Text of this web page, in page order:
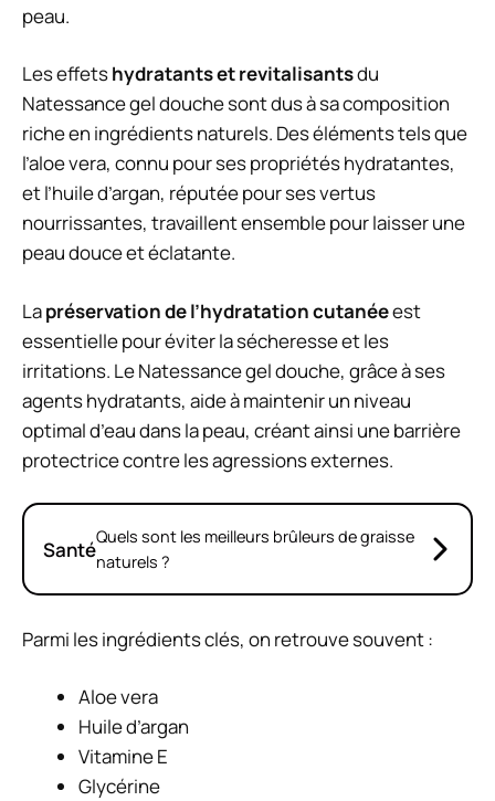
peau.
Les effetshydratants et revitalisantsdu
Natessance gel douche sont dus à sa composition
riche en ingrédients naturels. Des éléments tels que
l’aloe vera, connu pour ses propriétés hydratantes,
et l’huile d’argan, réputée pour ses vertus
nourrissantes, travaillent ensemble pour laisser une
peau douce et éclatante.
Lapréservation de l’hydratation cutanéeest
essentielle pour éviter la sécheresse et les
irritations. Le Natessance gel douche, grâce à ses
agents hydratants, aide à maintenir un niveau
optimal d’eau dans la peau, créant ainsi une barrière
protectrice contre les agressions externes.
SantéQuels sont les meilleurs brûleurs de graisse
naturels ?
Parmi les ingrédients clés, on retrouve souvent :
Aloe vera
Huile d’argan
Vitamine E
Glycérine